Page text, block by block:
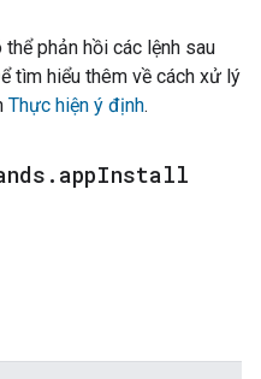
phản hồi các lệnh sau
tìm hiểu thêm về cách xử lý
Thực hiện ý định.
. appInstall